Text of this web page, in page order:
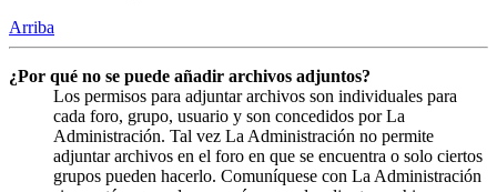
Arriba
¿Por qué no se puede añadir archivos adjuntos?
Los permisos para adjuntar archivos son individuales para
cada foro, grupo, usuario y son concedidos por La
Administración. Tal vez La Administración no permite
adjuntar archivos en el foro en que se encuentra o solo ciertos
grupos pueden hacerlo. Comuníquese con La Administración